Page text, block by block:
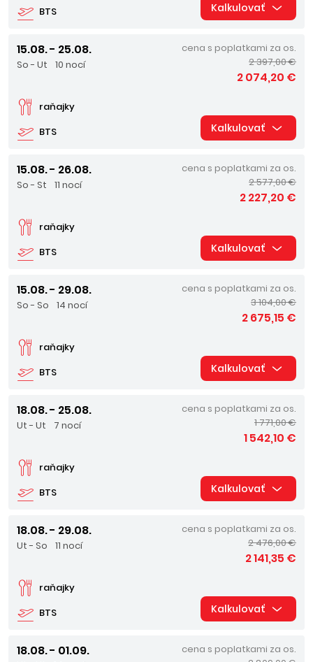
BTS Kalkulovať
15.08. - 25.08.
So - Ut 10 nocí
BTS
raňajky
cena s poplatkami za os.
2 397,00 €
2 074,20 €
Kalkulovať
15.08. - 26.08.
So - St 11 nocí
BTS
raňajky
cena s poplatkami za os.
2 577,00 €
2 227,20 €
Kalkulovať
15.08. - 29.08.
So - So 14 nocí
BTS
raňajky
cena s poplatkami za os.
3 104,00 €
2 675,15 €
Kalkulovať
18.08. - 25.08.
Ut - Ut 7 nocí
BTS
raňajky
cena s poplatkami za os.
1 771,00 €
1 542,10 €
Kalkulovať
18.08. - 29.08.
Ut - So 11 nocí
BTS
raňajky
cena s poplatkami za os.
2 476,00 €
2 141,35 €
Kalkulovať
18.08. - 01.09.
cena s poplatkami za os.